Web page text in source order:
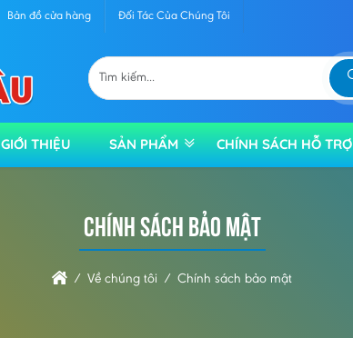
Bản đồ cửa hàng Đối Tác Của Chúng Tôi
GIỚI THIỆU SẢN PHẨM CHÍNH SÁCH HỖ TRỢ
Chính sách bảo mật
Về chúng tôi Chính sách bảo mật